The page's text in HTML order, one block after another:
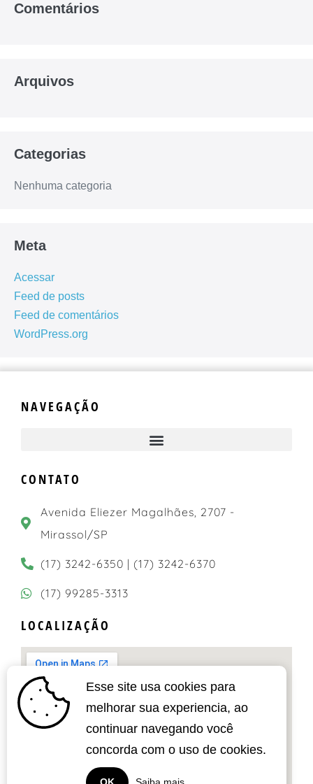
Comentários
Arquivos
Categorias
Nenhuma categoria
Meta
Acessar
Feed de posts
Feed de comentários
WordPress.org
NAVEGAÇÃO
CONTATO
Avenida Eliezer Magalhães, 2707 -
Mirassol/SP
(17) 3242-6350 | (17) 3242-6370
(17) 99285-3313
LOCALIZAÇÃO
Esse site usa cookies para
melhorar sua experiencia, ao
continuar navegando você
concorda com o uso de cookies.